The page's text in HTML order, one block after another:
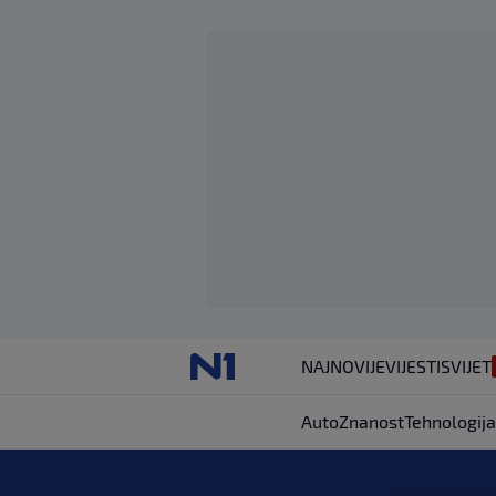
NAJNOVIJEVIJESTISVIJET
AutoZnanostTehnologija